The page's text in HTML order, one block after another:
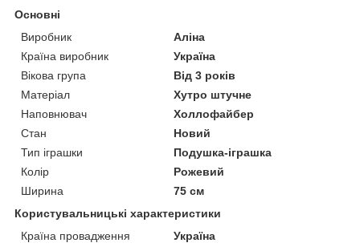
Основні
Виробник
Аліна
Країна виробник
Україна
Вікова група
Від 3 років
Матеріал
Хутро штучне
Наповнювач
Холлофайбер
Стан
Новий
Тип іграшки
Подушка-іграшка
Колір
Рожевий
Ширина
75 см
Користувальницькі характеристики
Країна провадження
Україна